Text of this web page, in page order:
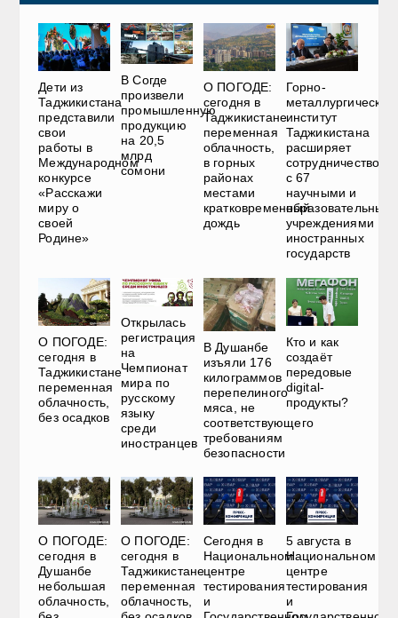
Дети из
Таджикистана
представили
свои
работы в
Международном
конкурсе
«Расскажи
миру о
своей
Родине»
В Согде
произвели
промышленную
продукцию
на 20,5
млрд
сомони
О ПОГОДЕ:
сегодня в
Таджикистане
переменная
облачность,
в горных
районах
местами
кратковременный
дождь
Горно-
металлургический
институт
Таджикистана
расширяет
сотрудничество
с 67
научными и
учреждениями
иностранных
государств
О ПОГОДЕ:
сегодня в
Таджикистане
переменная
облачность,
без осадков
Открылась
регистрация
на
Чемпионат
мира по
русскому
языку
среди
иностранцев
В Душанбе
изъяли 176
килограммов
перепелиного
мяса, не
соответствующего
требованиям
безопасности
Кто и как
создаёт
передовые
digital-
продукты?
О ПОГОДЕ:
сегодня в
Душанбе
небольшая
облачность,
О ПОГОДЕ:
сегодня в
Таджикистане
переменная
облачность,
Сегодня в
Национальном
центре
тестирования
и
5 августа в
Национальном
центре
тестирования
и